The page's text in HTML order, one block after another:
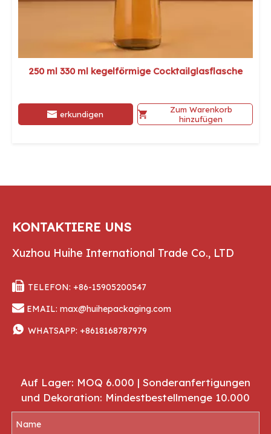
250 ml 330 ml kegelförmige Cocktailglasflasche
erkundigen
Zum Warenkorb
hinzufügen
KONTAKTIERE UNS
Xuzhou Huihe International Trade Co., LTD
 TELEFON: +86-15905200547
 EMAIL: max@huihepackaging.com
 WHATSAPP: +8618168787979
Auf Lager: MOQ 6.000 | Sonderanfertigungen
und Dekoration: Mindestbestellmenge 10.000